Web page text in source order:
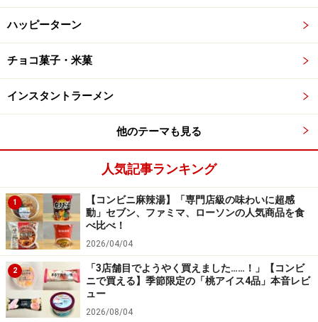
1つで2度おいしくて、ボリュームも満点！
プリン部分もティラミス部分も同じくらいの量があるの
で、食べごたえは満点！ カスタードプリンが主役と思い
つつ、実際にはティラミスのおいしさが印象に残り、ク
リームのおいしさを大事にするローソンらしい味づくり
だなあと感じました。ボリューム的にも、お値段的に
も、ご褒美的な位置づけで楽しんでいただけるスイーツ
です。
ハッピーターン
チョコ菓子・米菓
インスタントラーメン
他のテーマも見る
人気記事ランキング
1
【コンビニ麻辣湯】「専門店級の味わいに超感
動」セブン、ファミマ、ローソンの人気商品を食
べ比べ！
2026/04/04
2
「3店舗目でようやく買えました……！」【コンビ
ニで買える】季節限定の「桃アイス4品」本音レビ
ュー
2026/08/04